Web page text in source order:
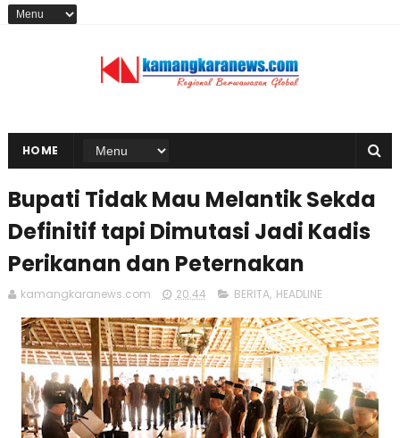
HOME
Bupati Tidak Mau Melantik Sekda
Definitif tapi Dimutasi Jadi Kadis
Perikanan dan Peternakan
kamangkaranews.com 20.44 BERITA, HEADLINE